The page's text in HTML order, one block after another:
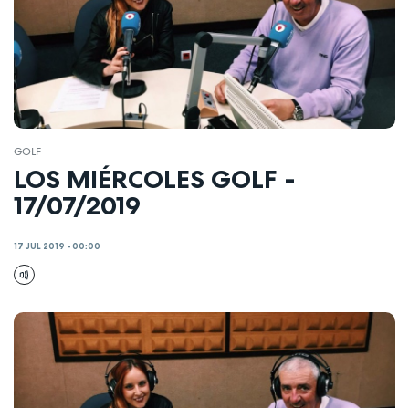
GOLF
LOS MIÉRCOLES GOLF -
17/07/2019
17 JUL 2019 - 00:00